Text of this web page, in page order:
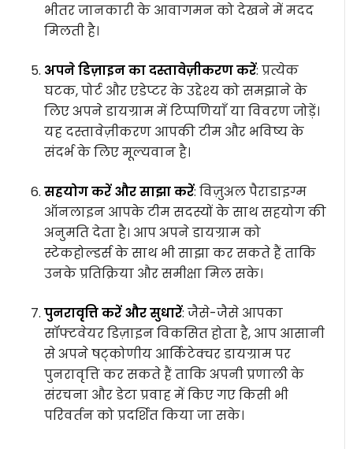
भीतर जानकारी के आवागमन को देखने में मदद
मिलती है।
अपने डिज़ाइन का दस्तावेज़ीकरण करें: प्रत्येक
घटक, पोर्ट और एडेप्टर के उद्देश्य को समझाने के
लिए अपने डायग्राम में टिप्पणियाँ या विवरण जोड़ें।
यह दस्तावेज़ीकरण आपकी टीम और भविष्य के
संदर्भ के लिए मूल्यवान है।
सहयोग करें और साझा करें: विज़ुअल पैराडाइग्म
ऑनलाइन आपके टीम सदस्यों के साथ सहयोग की
अनुमति देता है। आप अपने डायग्राम को
स्टेकहोल्डर्स के साथ भी साझा कर सकते हैं ताकि
उनके प्रतिक्रिया और समीक्षा मिल सके।
पुनरावृत्ति करें और सुधारें: जैसे-जैसे आपका
सॉफ्टवेयर डिज़ाइन विकसित होता है, आप आसानी
से अपने षट्कोणीय आर्किटेक्चर डायग्राम पर
पुनरावृत्ति कर सकते हैं ताकि अपनी प्रणाली के
संरचना और डेटा प्रवाह में किए गए किसी भी
परिवर्तन को प्रदर्शित किया जा सके।